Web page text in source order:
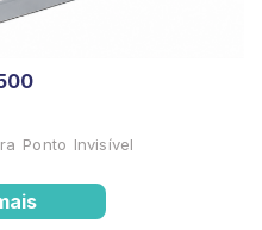
Ponto Invisível